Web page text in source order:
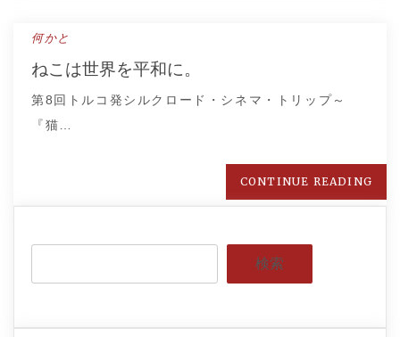
何かと
ねこは世界を平和に。
第8回トルコ発シルクロード・シネマ・トリップ～
『猫…
CONTINUE READING
検索